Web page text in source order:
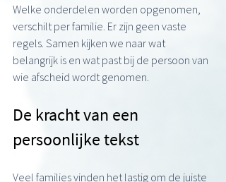
Welke onderdelen worden opgenomen,
verschilt per familie. Er zijn geen vaste
regels. Samen kijken we naar wat
belangrijk is en wat past bij de persoon van
wie afscheid wordt genomen.
De kracht van een
persoonlijke tekst
Veel families vinden het lastig om de juiste